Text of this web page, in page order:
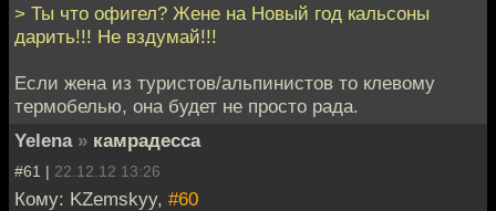
> Ты что офигел? Жене на Новый год кальсоны
дарить!!! Не вздумай!!!
Если жена из туристов/альпинистов то клевому
термобелью, она будет не просто рада.
Yelena » камрадесса
#61 | 22.12.12 13:26
Кому: KZemskyy, #60